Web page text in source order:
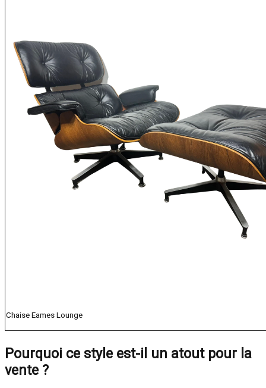
Chaise Eames Lounge
Pourquoi ce style est-il un atout pour la
vente ?